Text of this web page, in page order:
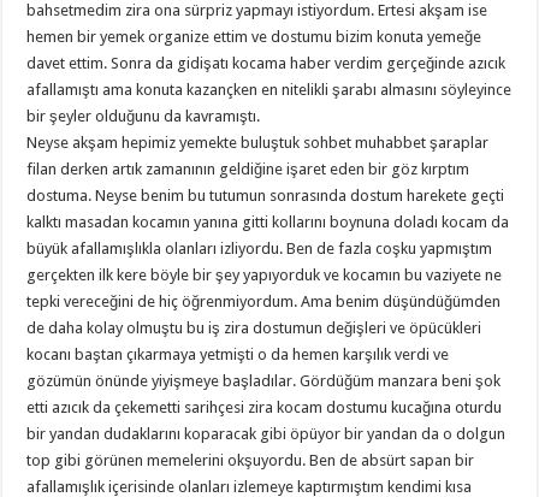
bahsetmedim zira ona sürpriz yapmayı istiyordum. Ertesi akşam ise
hemen bir yemek organize ettim ve dostumu bizim konuta yemeğe
davet ettim. Sonra da gidişatı kocama haber verdim gerçeğinde azıcık
afallamıştı ama konuta kazançken en nitelikli şarabı almasını söyleyince
bir şeyler olduğunu da kavramıştı.
Neyse akşam hepimiz yemekte buluştuk sohbet muhabbet şaraplar
filan derken artık zamanının geldiğine işaret eden bir göz kırptım
dostuma. Neyse benim bu tutumun sonrasında dostum harekete geçti
kalktı masadan kocamın yanına gitti kollarını boynuna doladı kocam da
büyük afallamışlıkla olanları izliyordu. Ben de fazla coşku yapmıştım
gerçekten ilk kere böyle bir şey yapıyorduk ve kocamın bu vaziyete ne
tepki vereceğini de hiç öğrenmiyordum. Ama benim düşündüğümden
de daha kolay olmuştu bu iş zira dostumun değişleri ve öpücükleri
kocanı baştan çıkarmaya yetmişti o da hemen karşılık verdi ve
gözümün önünde yiyişmeye başladılar. Gördüğüm manzara beni şok
etti azıcık da çekemetti sarihçesi zira kocam dostumu kucağına oturdu
bir yandan dudaklarını koparacak gibi öpüyor bir yandan da o dolgun
top gibi görünen memelerini okşuyordu. Ben de absürt sapan bir
afallamışlık içerisinde olanları izlemeye kaptırmıştım kendimi kısa